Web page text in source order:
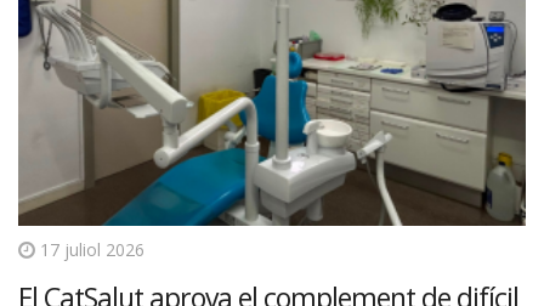
17 juliol 2026
El CatSalut aprova el complement de difícil